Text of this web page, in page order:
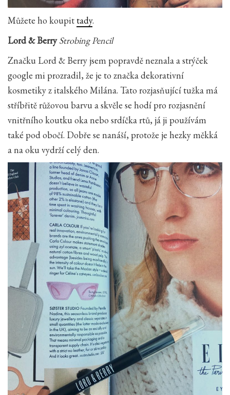
Můžete ho koupittady.
Lord & Berry Strobing Pencil
Značku Lord & Berry jsem popravdě neznala a strýček
google mi prozradil, že je to značka dekorativní
kosmetiky z italského Milána. Tato rozjasňující tužka má
stříbřitě růžovou barvu a skvěle se hodí pro rozjasnění
vnitřního koutku oka nebo srdíčka rtů, já ji používám
také pod obočí. Dobře se nanáší, protože je hezky měkká
a na oku vydrží celý den.